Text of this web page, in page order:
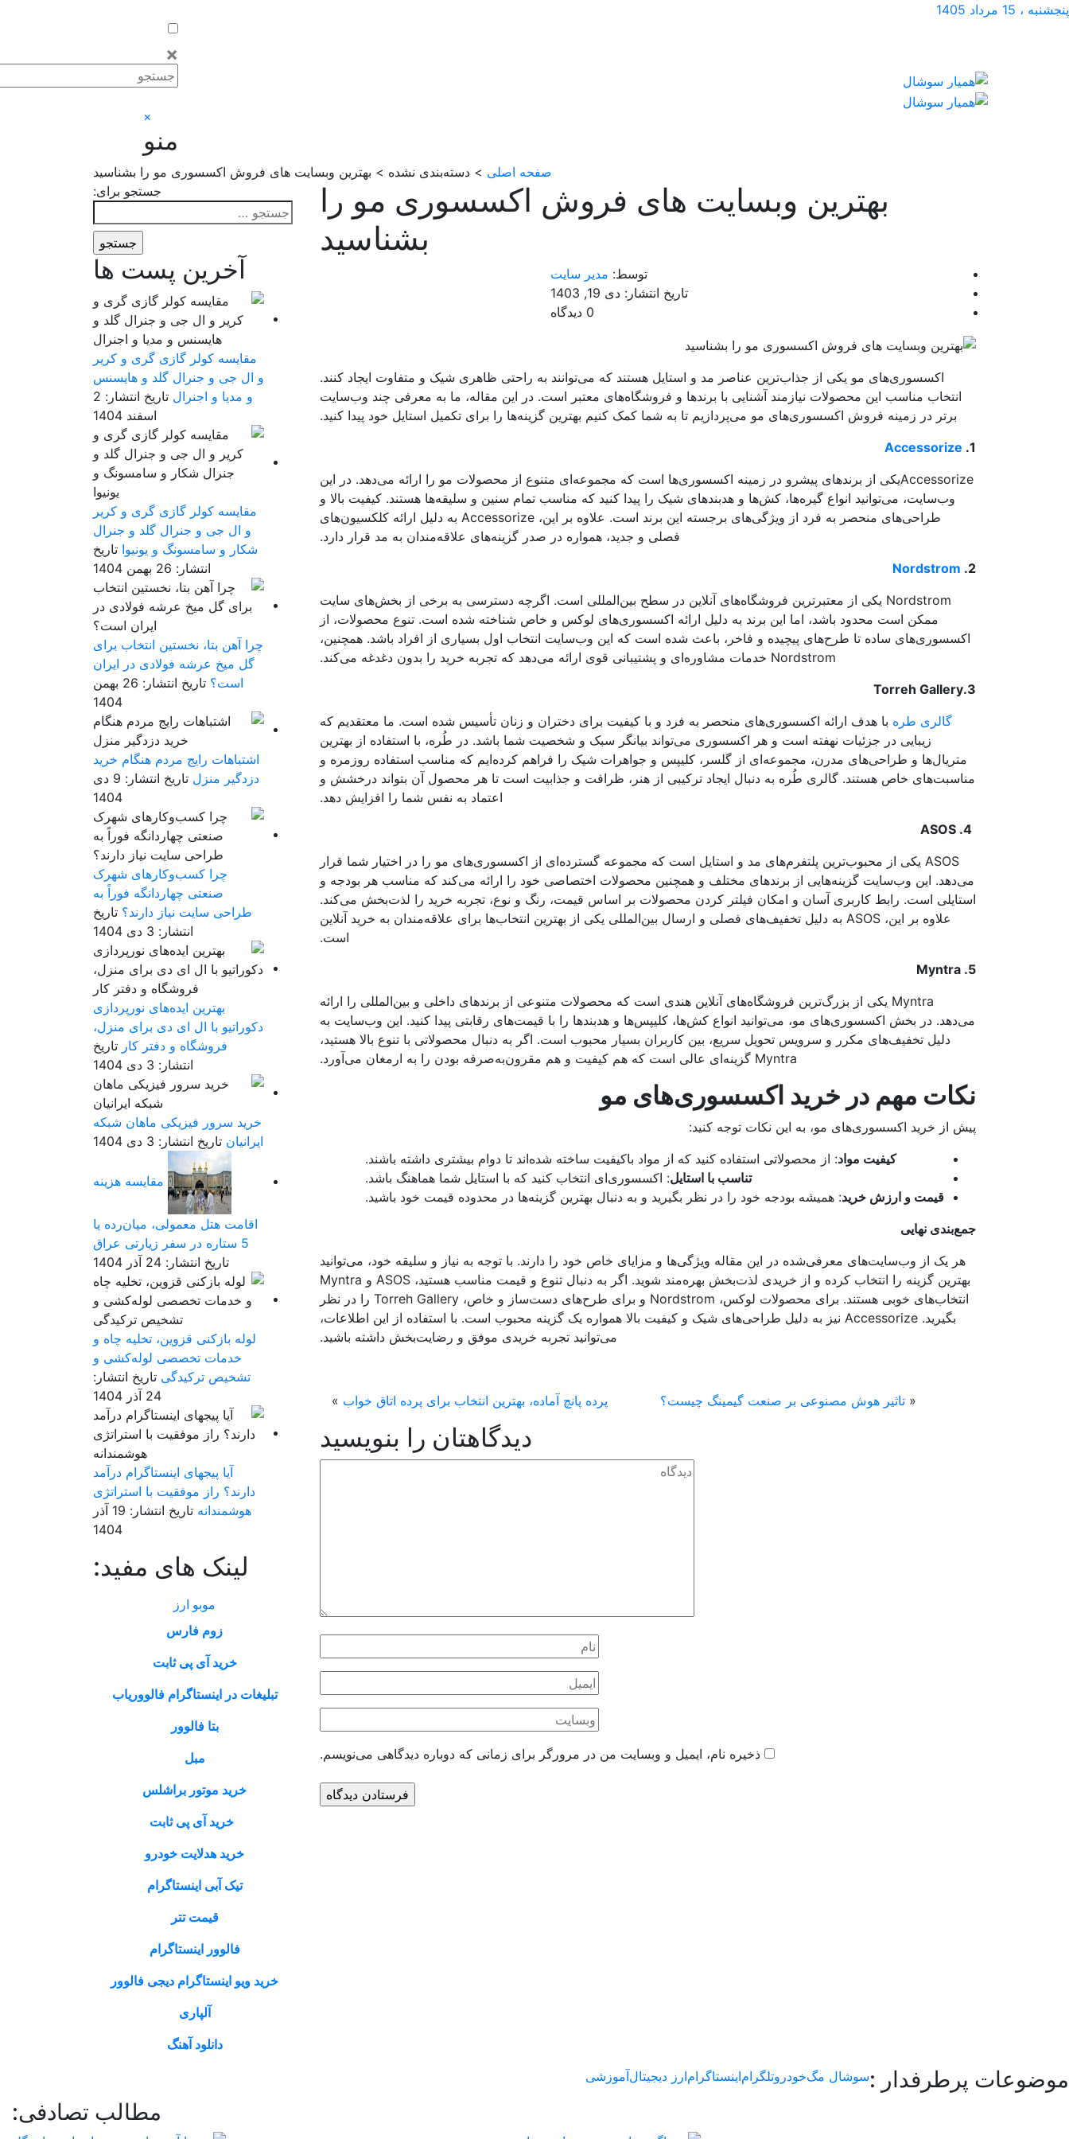
پنجشنبه ، 15 مرداد 1405
×
×
منو
صفحه اصلی > دسته‌بندی نشده > بهترین وبسایت های فروش اکسسوری مو را بشناسید
بهترین وبسایت های فروش اکسسوری مو را
بشناسید
توسط: مدیر سایت
تاریخ انتشار: دی 19, 1403
0 دیدگاه
اکسسوری‌های مو یکی از جذاب‌ترین عناصر مد و استایل هستند که می‌توانند به راحتی ظاهری شیک و متفاوت ایجاد کنند.
انتخاب مناسب این محصولات نیازمند آشنایی با برندها و فروشگاه‌های معتبر است. در این مقاله، ما به معرفی چند وب‌سایت
برتر در زمینه فروش اکسسوری‌های مو می‌پردازیم تا به شما کمک کنیم بهترین گزینه‌ها را برای تکمیل استایل خود پیدا کنید.
1.
Accessorize
Accessorizeیکی از برندهای پیشرو در زمینه اکسسوری‌ها است که مجموعه‌ای متنوع از محصولات مو را ارائه می‌دهد. در این
وب‌سایت، می‌توانید انواع گیره‌ها، کش‌ها و هدبندهای شیک را پیدا کنید که مناسب تمام سنین و سلیقه‌ها هستند. کیفیت بالا و
طراحی‌های منحصر به فرد از ویژگی‌های برجسته این برند است. علاوه بر این، Accessorize به دلیل ارائه کلکسیون‌های
فصلی و جدید، همواره در صدر گزینه‌های علاقه‌مندان به مد قرار دارد.
2.
Nordstrom
Nordstrom یکی از معتبرترین فروشگاه‌های آنلاین در سطح بین‌المللی است. اگرچه دسترسی به برخی از بخش‌های سایت
ممکن است محدود باشد، اما این برند به دلیل ارائه اکسسوری‌های لوکس و خاص شناخته شده است. تنوع محصولات، از
اکسسوری‌های ساده تا طرح‌های پیچیده و فاخر، باعث شده است که این وب‌سایت انتخاب اول بسیاری از افراد باشد. همچنین،
Nordstrom خدمات مشاوره‌ای و پشتیبانی قوی ارائه می‌دهد که تجربه خرید را بدون دغدغه می‌کند.
3.Torreh Gallery
گالری طره با هدف ارائه اکسسوری‌های منحصر به فرد و با کیفیت برای دختران و زنان تأسیس شده است. ما معتقدیم که
زیبایی در جزئیات نهفته است و هر اکسسوری می‌تواند بیانگر سبک و شخصیت شما باشد. در طُره، با استفاده از بهترین
متریال‌ها و طراحی‌های مدرن، مجموعه‌ای از گلسر، کلیپس و جواهرات شیک را فراهم کرده‌ایم که مناسب استفاده روزمره و
مناسبت‌های خاص هستند. گالری طُره به دنبال ایجاد ترکیبی از هنر، ظرافت و جذابیت است تا هر محصول آن بتواند درخشش و
اعتماد به نفس شما را افزایش دهد.
4. ASOS
ASOS یکی از محبوب‌ترین پلتفرم‌های مد و استایل است که مجموعه گسترده‌ای از اکسسوری‌های مو را در اختیار شما قرار
می‌دهد. این وب‌سایت گزینه‌هایی از برندهای مختلف و همچنین محصولات اختصاصی خود را ارائه می‌کند که مناسب هر بودجه و
استایلی است. رابط کاربری آسان و امکان فیلتر کردن محصولات بر اساس قیمت، رنگ و نوع، تجربه خرید را لذت‌بخش می‌کند.
علاوه بر این، ASOS به دلیل تخفیف‌های فصلی و ارسال بین‌المللی یکی از بهترین انتخاب‌ها برای علاقه‌مندان به خرید آنلاین
است.
5. Myntra
Myntra یکی از بزرگ‌ترین فروشگاه‌های آنلاین هندی است که محصولات متنوعی از برندهای داخلی و بین‌المللی را ارائه
می‌دهد. در بخش اکسسوری‌های مو، می‌توانید انواع کش‌ها، کلیپس‌ها و هدبندها را با قیمت‌های رقابتی پیدا کنید. این وب‌سایت به
دلیل تخفیف‌های مکرر و سرویس تحویل سریع، بین کاربران بسیار محبوب است. اگر به دنبال محصولاتی با تنوع بالا هستید،
Myntra گزینه‌ای عالی است که هم کیفیت و هم مقرون‌به‌صرفه بودن را به ارمغان می‌آورد.
نکات مهم در خرید اکسسوری‌های مو
پیش از خرید اکسسوری‌های مو، به این نکات توجه کنید:
کیفیت مواد: از محصولاتی استفاده کنید که از مواد باکیفیت ساخته شده‌اند تا دوام بیشتری داشته باشند.
تناسب با استایل: اکسسوری‌ای انتخاب کنید که با استایل شما هماهنگ باشد.
قیمت و ارزش خرید: همیشه بودجه خود را در نظر بگیرید و به دنبال بهترین گزینه‌ها در محدوده قیمت خود باشید.
جمع‌بندی نهایی
هر یک از وب‌سایت‌های معرفی‌شده در این مقاله ویژگی‌ها و مزایای خاص خود را دارند. با توجه به نیاز و سلیقه خود، می‌توانید
بهترین گزینه را انتخاب کرده و از خریدی لذت‌بخش بهره‌مند شوید. اگر به دنبال تنوع و قیمت مناسب هستید، ASOS و Myntra
انتخاب‌های خوبی هستند. برای محصولات لوکس، Nordstrom و برای طرح‌های دست‌ساز و خاص، Torreh Gallery را در نظر
بگیرید. Accessorize نیز به دلیل طراحی‌های شیک و کیفیت بالا همواره یک گزینه محبوب است. با استفاده از این اطلاعات،
می‌توانید تجربه خریدی موفق و رضایت‌بخش داشته باشید.
«تاثیر هوش مصنوعی بر صنعت گیمینگ چیست؟ پرده پانچ آماده، بهترین انتخاب برای پرده اتاق خواب »
دیدگاهتان را بنویسید
ذخیره نام، ایمیل و وبسایت من در مرورگر برای زمانی که دوباره دیدگاهی می‌نویسم.
جستجو برای:
آخرین پست ها
مقایسه کولر گازی گری و کریر
و ال جی و جنرال گلد و هایسنس
و مدیا و اجنرال
تاریخ انتشار: 2
اسفند 1404
مقایسه کولر گازی گری و کریر
و ال جی و جنرال گلد و جنرال
شکار و سامسونگ و یونیوا تاریخ
انتشار: 26 بهمن 1404
چرا آهن بتا، نخستین انتخاب برای
گل میخ عرشه فولادی در ایران
است؟
تاریخ انتشار: 26 بهمن
1404
اشتباهات رایج مردم هنگام خرید
دزدگیر منزل
تاریخ انتشار: 9 دی
1404
چرا کسب‌وکارهای شهرک
صنعتی چهاردانگه فوراً به
طراحی سایت نیاز دارند؟ تاریخ
انتشار: 3 دی 1404
بهترین ایده‌های نورپردازی
دکوراتیو با ال ای دی برای منزل،
فروشگاه و دفتر کار تاریخ
انتشار: 3 دی 1404
خرید سرور فیزیکی ماهان شبکه
ایرانیان تاریخ انتشار: 3 دی 1404
مقایسه هزینه
اقامت هتل معمولی، میان‌رده یا
5 ستاره در سفر زیارتی عراق
تاریخ انتشار: 24 آذر 1404
لوله بازکنی قزوین، تخلیه چاه و
خدمات تخصصی لوله‌کشی و
تشخیص ترکیدگی تاریخ انتشار:
24 آذر 1404
آیا پیجهای اینستاگرام درآمد
دارند؟ راز موفقیت با استراتژی
هوشمندانه
تاریخ انتشار: 19 آذر
1404
لینک های مفید:
موبو ارز
زوم فارس
خرید آی پی ثابت
تبلیغات در اینستاگرام فالووریاب
بتا فالوور
مبل
خرید موتور براشلس
خرید آی پی ثابت
خرید هدلایت خودرو
تیک آبی اینستاگرام
قیمت تتر
فالوور اینستاگرام
خرید ویو اینستاگرام دیجی فالوور
آلپاری
دانلود آهنگ
موضوعات پرطرفدار :سوشال مگخودروتلگراماینستاگرامارز دیجیتالآموزشی
مطالب تصادفی: